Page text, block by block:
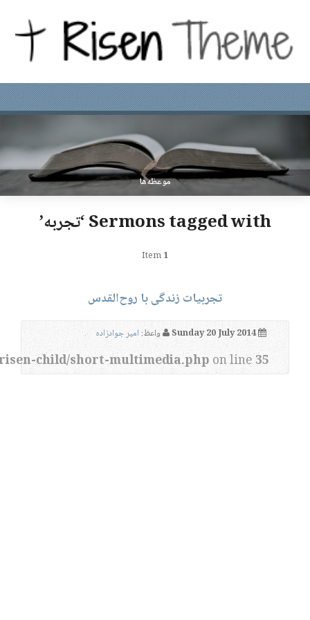
موعظه‌ها
Sermons tagged with ‘تجربه’
1
تجربیات زندگی با روح‌القدس
Sunday 20 July 2014 واعظ:امیر جوادزاده
child/short-multimedia.php on line35